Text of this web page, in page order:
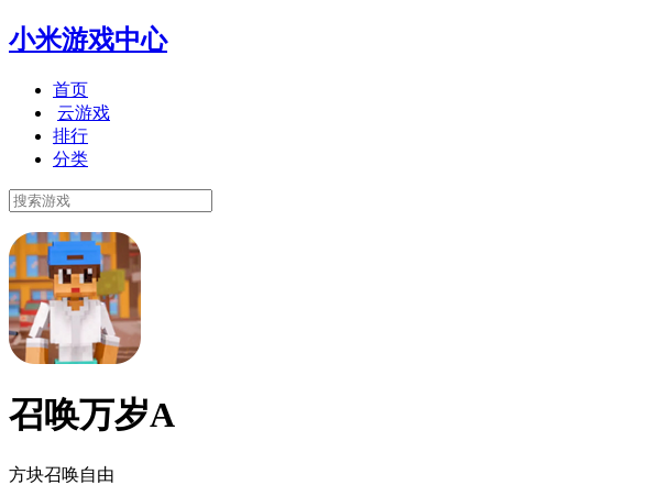
小米游戏中心
首页
云游戏
排行
分类
召唤万岁A
方块召唤自由